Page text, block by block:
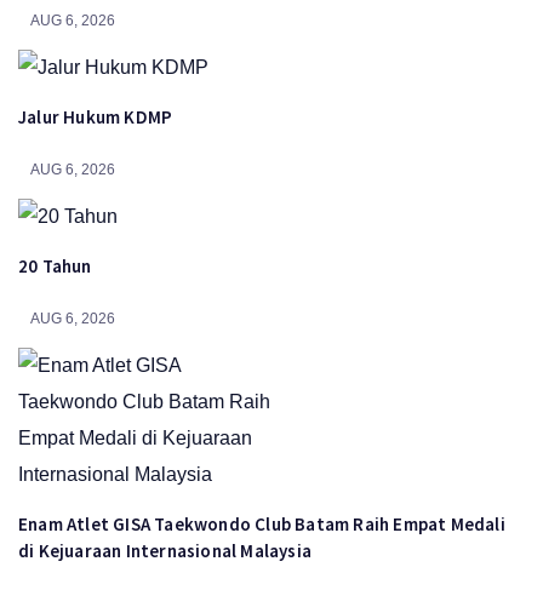
AUG 6, 2026
Jalur Hukum KDMP
AUG 6, 2026
20 Tahun
AUG 6, 2026
Enam Atlet GISA Taekwondo Club Batam Raih Empat Medali
di Kejuaraan Internasional Malaysia